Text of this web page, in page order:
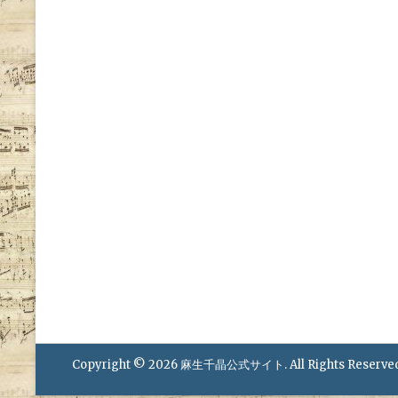
Copyright © 2026 麻生千晶公式サイト . All Rights